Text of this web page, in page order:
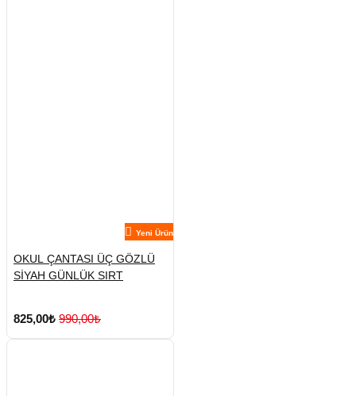
Yeni Ürün
OKUL ÇANTASI ÜÇ GÖZLÜ
SİYAH GÜNLÜK SIRT
825,00₺ 990,00₺